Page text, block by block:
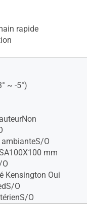
rapide
~ -5°)
ambianteS/O
mm
Kensington Oui
O
O